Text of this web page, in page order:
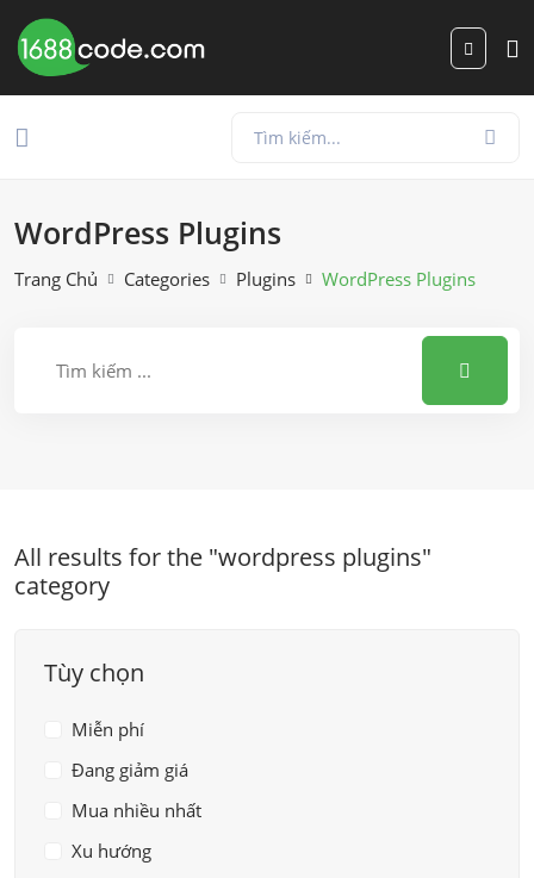
WordPress Plugins
Trang Chủ Categories Plugins WordPress Plugins
All results for the "wordpress plugins"
category
Tùy chọn
Miễn phí
Đang giảm giá
Mua nhiều nhất
Xu hướng